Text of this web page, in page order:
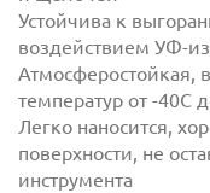
Устойчива к
воздействием УФ-
Атмосферостойкая,
температур от -40С
Легко наносится,
поверхности, не
инструмента